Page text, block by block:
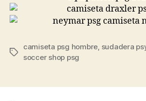
Etiquetas
camiseta psg hombre, sudadera
soccer shop psg